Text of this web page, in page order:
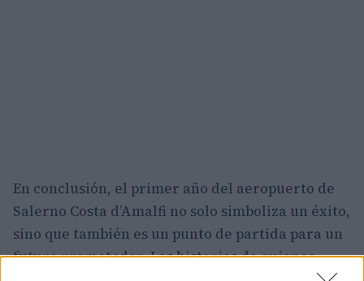
En conclusión, el primer año del aeropuerto de
Salerno Costa d’Amalfi no solo simboliza un éxito,
sino que también es un punto de partida para un
futuro prometedor. Las historias de quienes